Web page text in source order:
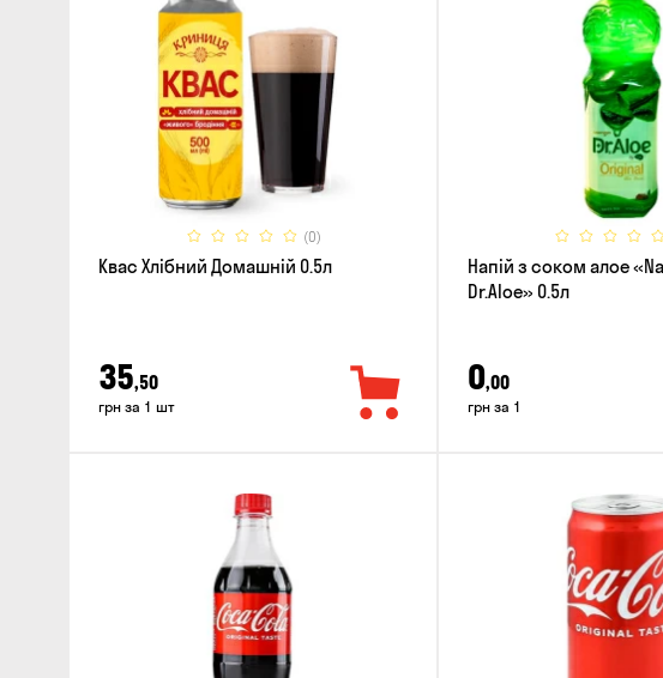
(0)
Квас Хлібний Домашній 0.5л
35,50
грн за 1 шт
Напій з соком алое
Dr.Aloe» 0.5л
0,00
грн за 1